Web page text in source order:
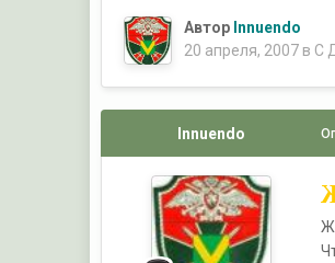
Автор Innuendo
20 апреля, 2007 в С
Innuendo